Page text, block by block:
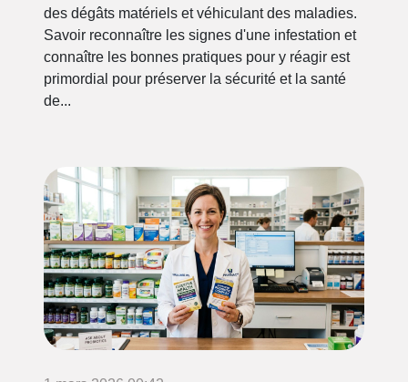
des dégâts matériels et véhiculant des maladies.
Savoir reconnaître les signes d'une infestation et
connaître les bonnes pratiques pour y réagir est
primordial pour préserver la sécurité et la santé
de...